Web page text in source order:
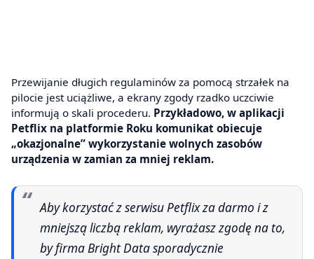
Przewijanie długich regulaminów za pomocą strzałek na
pilocie jest uciążliwe, a ekrany zgody rzadko uczciwie
informują o skali procederu. Przykładowo, w aplikacji
Petflix na platformie Roku komunikat obiecuje
„okazjonalne” wykorzystanie wolnych zasobów
urządzenia w zamian za mniej reklam.
Aby korzystać z serwisu Petflix za darmo i z
mniejszą liczbą reklam, wyrażasz zgodę na to,
by firma Bright Data sporadycznie